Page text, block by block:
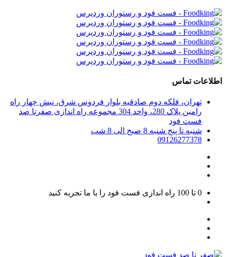
اطلاعات تماس
تهران، فلکه دوم صادقیه بلوار فردوس شرق، نبش چهار راه
رامین پلاک 280، واحد 304 مجموعه راه اندازی صفرتا صد
فست فود
شنبه تا پنج شنبه 8 صبح الی 8 شب
09126277378
0 تا 100 راه اندازی فست فود را با ما تجربه کنید